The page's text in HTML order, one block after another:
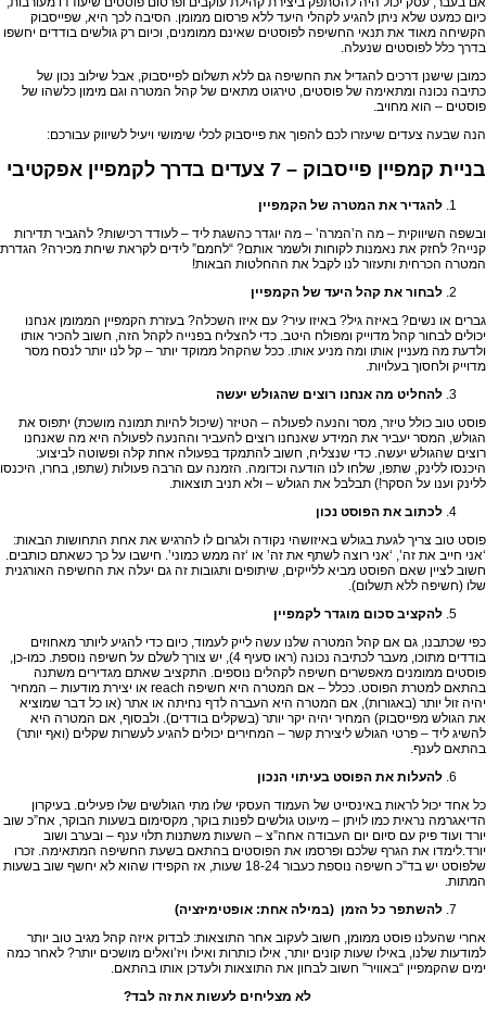
כיום כמעט שלא ניתן להגיע לקהלי היעד ללא פרסום ממומן. הסיבה לכך היא, שפייסבוק
הקשיחה מאוד את תנאי החשיפה לפוסטים שאינם ממומנים, וכיום רק גולשים בודדים יחשפו
בדרך כלל לפוסטים שנעלה.
כמובן שישנן דרכים להגדיל את החשיפה גם ללא תשלום לפייסבוק, אבל שילוב נכון של
כתיבה נכונה ומתאימה של פוסטים, טירגוט מתאים של קהל המטרה וגם מימון כלשהו של
פוסטים – הוא מחויב.
הנה שבעה צעדים שיעזרו לכם להפוך את פייסבוק לכלי שימושי ויעיל לשיווק עבורכם:
בניית קמפיין פייסבוק – 7 צעדים בדרך לקמפיין אפקטיבי
להגדיר את המטרה של הקמפיין
ובשפה השיווקית – מה ה’המרה’ – מה יוגדר כהשגת ליד – לעודד רכישות? להגביר תדירות
קנייה? לחזק את נאמנות לקוחות ולשמר אותם? “לחמם” לידים לקראת שיחת מכירה? הגדרת
המטרה הכרחית ותעזור לנו לקבל את ההחלטות הבאות!
לבחור את קהל היעד של הקמפיין
גברים או נשים? באיזה גיל? באיזו עיר? עם איזו השכלה? בעזרת הקמפיין הממומן אנחנו
יכולים לבחור קהל מדוייק ומפולח היטב. כדי להצליח בפנייה לקהל הזה, חשוב להכיר אותו
ולדעת מה מעניין אותו ומה מניע אותו. ככל שהקהל ממוקד יותר – קל לנו יותר לנסח מסר
מדוייק ולחסוך בעלויות.
להחליט מה אנחנו רוצים שהגולש יעשה
פוסט טוב כולל טיזר, מסר והנעה לפעולה – הטיזר (שיכול להיות תמונה מושכת) יתפוס את
הגולש, המסר יעביר את המידע שאנחנו רוצים להעביר וההנעה לפעולה היא מה שאנחנו
רוצים שהגולש יעשה. כדי שנצליח, חשוב להתמקד בפעולה אחת קלה ופשוטה לביצוע:
היכנסו ללינק, שתפו, שלחו לנו הודעה וכדומה. הזמנה עם הרבה פעולות (שתפו, בחרו, היכנסו
ללינק וענו על הסקר!) תבלבל את הגולש – ולא תניב תוצאות.
לכתוב את הפוסט נכון
פוסט טוב צריך לגעת בגולש באיזושהי נקודה ולגרום לו להרגיש את אחת התחושות הבאות:
‘אני חייב את זה’, ‘אני רוצה לשתף את זה’ או ‘זה ממש כמוני’. חישבו על כך כשאתם כותבים.
חשוב לציין שאם הפוסט מביא ללייקים, שיתופים ותגובות זה גם יעלה את החשיפה האורגנית
שלו (חשיפה ללא תשלום).
להקציב סכום מוגדר לקמפיין
כפי שכתבנו, גם אם קהל המטרה שלנו עשה לייק לעמוד, כיום כדי להגיע ליותר מאחוזים
בודדים מתוכו, מעבר לכתיבה נכונה (ראו סעיף 4), יש צורך לשלם על חשיפה נוספת. כמו-כן,
פוסטים ממומנים מאפשרים חשיפה לקהלים נוספים. התקציב שאתם מגדירים משתנה
בהתאם למטרת הפוסט. ככלל – אם המטרה היא חשיפה reach או יצירת מודעות – המחיר
יהיה זול יותר (באגורות), אם המטרה היא העברה לדף נחיתה או אתר (או כל דבר שמוציא
את הגולש מפייסבוק) המחיר יהיה יקר יותר (בשקלים בודדים). ולבסוף, אם המטרה היא
להשיג ליד – פרטי הגולש ליצירת קשר – המחירים יכולים להגיע לעשרות שקלים (ואף יותר)
בהתאם לענף.
להעלות את הפוסט בעיתוי הנכון
כל אחד יכול לראות באינסייט של העמוד העסקי שלו מתי הגולשים שלו פעילים. בעיקרון
הדיאגרמה נראית כמו לויתן – מיעוט גולשים לפנות בוקר, מקסימום בשעות הבוקר, אח”כ שוב
יורד ועוד פיק עם סיום יום העבודה אחה”צ – השעות משתנות תלוי ענף – ובערב ושוב
יורד.לימדו את הגרף שלכם ופרסמו את הפוסטים בהתאם בשעת החשיפה המתאימה. זכרו
שלפוסט יש בד”כ חשיפה נוספת כעבור 18-24 שעות, אז הקפידו שהוא לא יחשף שוב בשעות
המתות.
להשתפר כל הזמן (במילה אחת: אופטימיזציה)
אחרי שהעלנו פוסט ממומן, חשוב לעקוב אחר התוצאות: לבדוק איזה קהל מגיב טוב יותר
למודעות שלנו, באילו שעות קונים יותר, אילו כותרות ואילו ויז’ואלים מושכים יותר? לאחר כמה
ימים שהקמפיין “באוויר” חשוב לבחון את התוצאות ולעדכן אותו בהתאם.
לא מצליחים לעשות את זה לבד?